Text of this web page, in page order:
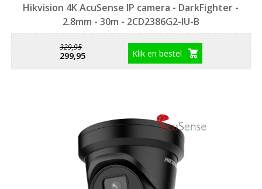
Hikvision 4K AcuSense IP camera - DarkFighter -
2.8mm - 30m - 2CD2386G2-IU-B
299,95
329,95
Klik en bestel